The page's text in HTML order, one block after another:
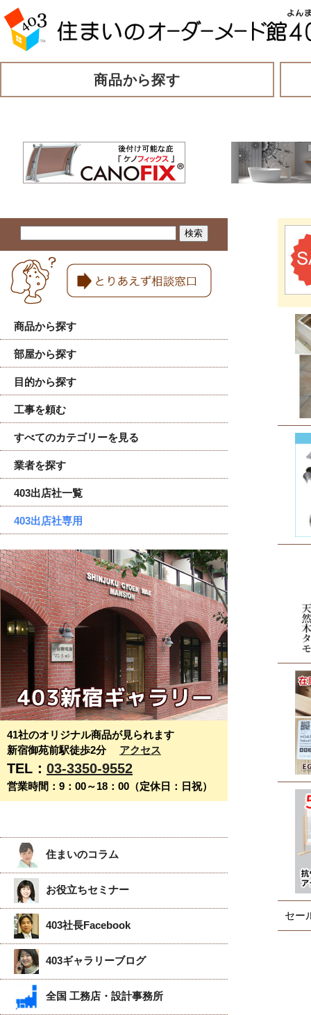
商品から探す
商品から探す
部屋から探す
目的から探す
工事を頼む
すべてのカテゴリーを見る
業者を探す
403出店社一覧
403出店社専用
41社のオリジナル商品が見られます
新宿御苑前駅徒歩2分 アクセス
TEL： 03-3350-9552
営業時間：9：00～18：00（定休日：日祝）
住まいのコラム
お役立ちセミナー
403社長Facebook
403ギャラリーブログ
全国 工務店・設計事務所
セ